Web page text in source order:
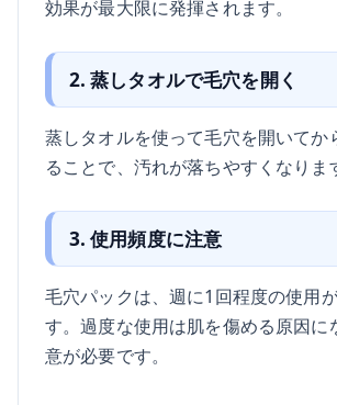
効果が最大限に発揮されます。
2. 蒸しタオルで毛穴を開く
蒸しタオルを使って毛穴を開いてか
ることで、汚れが落ちやすくなりま
3. 使用頻度に注意
毛穴パックは、週に1回程度の使用
す。過度な使用は肌を傷める原因に
意が必要です。